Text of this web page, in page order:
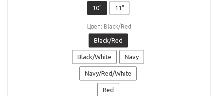
10" 11"
Цвет: Black/Red
Black/Red
Black/White Navy
Navy/Red/White
Red